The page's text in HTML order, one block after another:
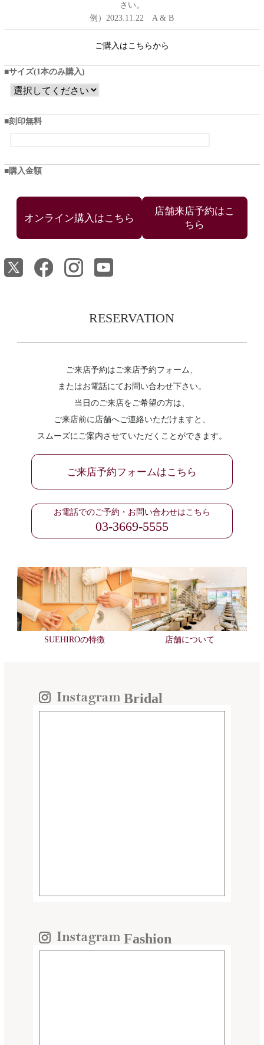
さい。
例）2023.11.22 A & B
ご購入はこちらから
サイズ(1本のみ購入)
刻印無料
購入金額
店舗来店予約はこ
ちら
RESERVATION
ご来店予約はご来店予約フォーム、
またはお電話にてお問い合わせ下さい。
当日のご来店をご希望の方は、
ご来店前に店舗へご連絡いただけますと、
スムーズにご案内させていただくことができます。
ご来店予約フォームはこちら
お電話でのご予約・お問い合わせはこちら
03-3669-5555
SUEHIROの特徴 店舗について
Bridal
Fashion